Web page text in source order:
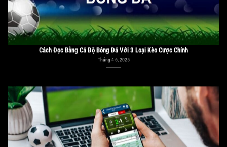
Tháng 4 6, 2025
Kèo Tài Xỉu 33win – Cách Tính Toán và Dự Đoán Chính Xác